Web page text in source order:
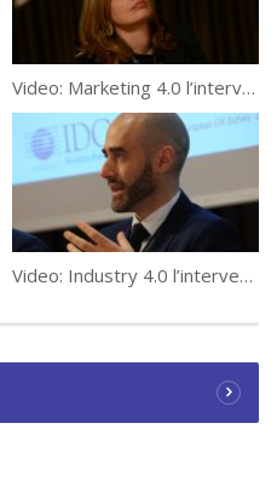
Video: Marketing 4.0 l’intervento di Paola Saggese a #WeChangeIT Forum
Video: Industry 4.0 l’intervento di Fabio Rizzotto a #WeChangeIT Forum